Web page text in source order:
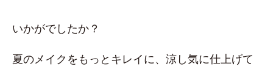
いかがでしたか？
夏のメイクをもっとキレイに、涼し気に仕上げて